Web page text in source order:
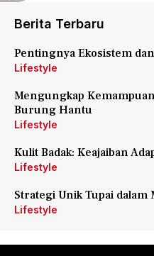
Berita Terbaru
Pentingnya Ekosistem
Lifestyle
Mengungkap
Burung Hantu
Lifestyle
Kulit Badak: Keajaiban
Lifestyle
Strategi Unik Tupai
Lifestyle